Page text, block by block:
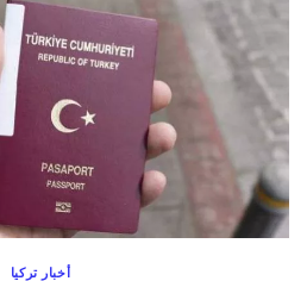
أخبار تركيا